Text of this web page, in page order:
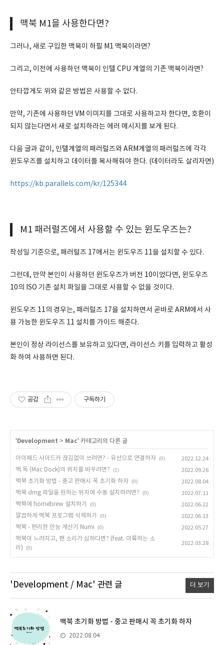
맥북 M1을 사용한다면?
그러나, 새로 구입한 맥북이 하필 M1 맥북이라면?
그리고, 이전에 사용하던 맥북이 인텔 CPU 계열의 기존 맥북이라면?
안타깝게도 위와 같은 방법은 사용할 수 없다.
만약, 기존에 사용하던 VM 이미지를 그대로 사용하고자 한다면, 호환이
되지 않는다면서 새로 설치하라는 에러 메시지를 보게 된다.
다음 글과 같이, 인텔계열의 패러럴즈와 ARM계열의 패러럴즈에 각각
윈도우즈를 설치하고 데이터를 복사해줘야 한다. (데이터라도 살리자면)
https://kb.parallels.com/kr/125344
M1 패러럴즈에서 사용할 수 있는 윈도우즈는?
작성일 기준으로, 패러럴즈 17에서는 윈도우즈 11을 설치할 수 있다.
그런데, 만약 본인이 사용하던 윈도우즈가 버전 10이었다면, 윈도우즈
10의 ISO 기존 설치 파일을 그대로 사용할 수 없을 것이다.
윈도우즈 11의 경우는, 패러럴즈 17을 설치하면서 곧바로 ARM에서 사
용 가능한 윈도우즈 11 설치를 가이드 해준다.
본인이 정상 라이선스를 보유하고 있다면, 라이선스 키를 입력하고 활성
화 하여 사용하면 된다.
공감 구독하기
' Development > Mac' 카테고리의 다른 글
아이패드 사이드카 끊김없이 쓰려면? - 유선으로 연결하자 (0)
2022.12.24
맥 독 (Mac Dock)의 위치를 바꾸려면?
(1)
2022.09.26
맥북 초기화 방법 - 중고 판매시 꼭 초기화 하자 (0)
2022.08.04
맥북 dmg 파일을 원하는 위치에 수동 설치하려면?
(0)
2022.07.11
맥북에 homebrew 설치하기
(0)
2022.06.22
깔끔하게 맥북 프로그램 삭제하기
(0)
2022.06.13
맥북 - 편리한 만능 계산기 Numi
(0)
2022.05.27
맥북이 느려지고, 팬 소리가 심하다면? (feat. 이륙하는 소
리)
(0)
2022.03.28
'Development / Mac' 관련 글 더 보기
맥북 초기화 방법 - 중고 판매시 꼭 초기화 하자
2022.08.04